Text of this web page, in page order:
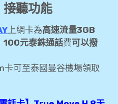
悠閒旅
-上網sim卡 Wifi機、票
接聽功能
上網卡為高速流量3GB
100元泰銖通話費可以撥
卡可至泰國曼谷機場領取